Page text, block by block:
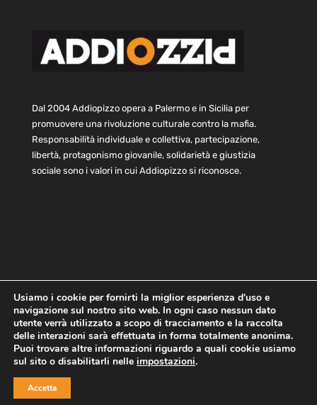
Dal 2004 Addiopizzo opera a Palermo e in Sicilia per
promuovere una rivoluzione culturale contro la mafia.
Responsabilità individuale e collettiva, partecipazione,
libertà, protagonismo giovanile, solidarietà e giustizia
sociale sono i valori in cui Addiopizzo si riconosce.
Home Statuto e bilancio
Contatti
Privacy
Cookie Child Protection Policy
Copyright © 2021 AddioPizzo | Tutti i diritti riservati | Sede
Usiamo i cookie per fornirti la miglior esperienza d'uso e
navigazione sul nostro sito web. In ogni caso nessun dato
utente verrà utilizzato a scopo di tracciamento e la raccolta
delle interazioni sarà effettuata in forma totalmente anonima.
Puoi trovare altre informazioni riguardo a quali cookie usiamo
sul sito o disabilitarli nelle impostazioni.
Accetta